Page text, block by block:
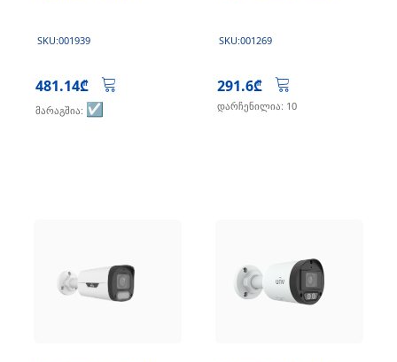
SKU:001939
481.14₾
მარაგშია: ☑️
SKU:001269
291.6₾
დარჩენილია: 10